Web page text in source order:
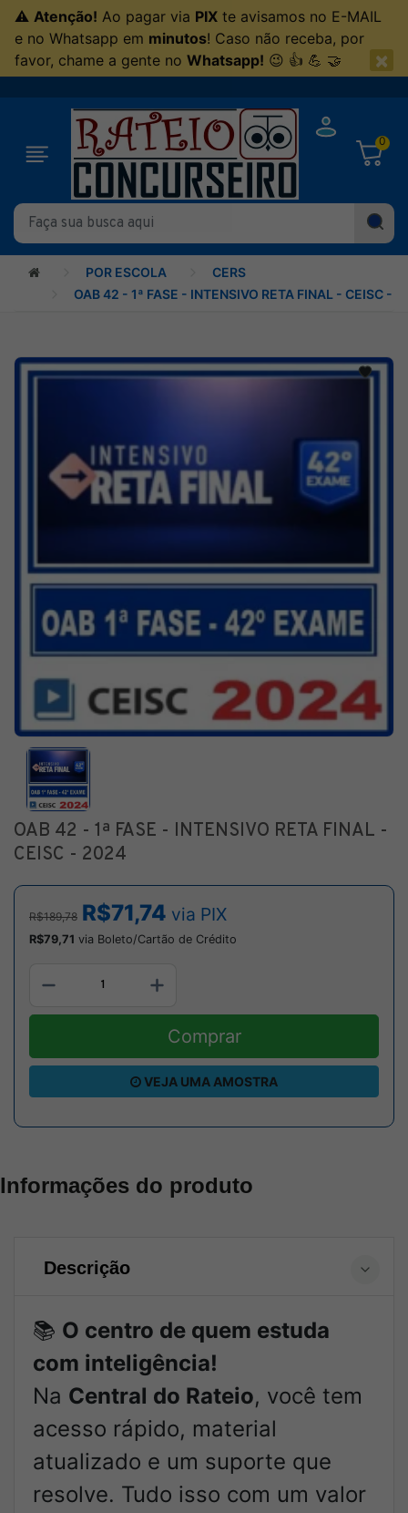
⚠ Atenção! Ao pagar via PIX te avisamos no E-MAIL
e no Whatsapp em minutos! Caso não receba, por
favor, chame a gente no Whatsapp! 😉 👍 💪 🤝 ×
0
POR ESCOLA
CERS
OAB 42 - 1ª FASE - INTENSIVO RETA FINAL - CEISC -
OAB 42 - 1ª FASE - INTENSIVO RETA FINAL -
CEISC - 2024
R$189,78 R$71,74 via PIX
R$79,71 via Boleto/Cartão de Crédito
Comprar
VEJA UMA AMOSTRA
Informações do produto
Descrição
📚 O centro de quem estuda
com inteligência!
Na Central do Rateio, você tem
acesso rápido, material
atualizado e um suporte que
resolve. Tudo isso com um valor